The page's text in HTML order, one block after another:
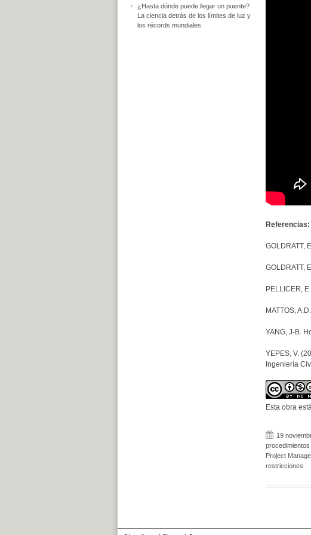
Referencias:
GOLDRATT,
GOLDRATT,
PELLICER,
MATTOS,
YANG, J-B.
YEPES, V.
Ingeniería
Esta obra
19
Project
restricciones
¿Hasta dónde puede llegar un puente?
La ciencia detrás de los límites de luz y
los récords mundiales